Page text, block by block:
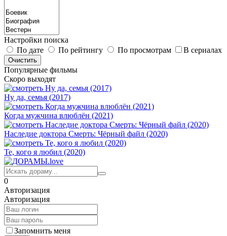
Настройки поиска
По дате
По рейтингу По просмотрам В сериалах
Популярные фильмы
Скоро выходят
Ну да, семья (2017)
Когда мужчина влюблён (2021)
Наследие доктора Смерть: Чёрный файл (2020)
Те, кого я любил (2020)
0
Авторизация
Авторизация
Запомнить меня